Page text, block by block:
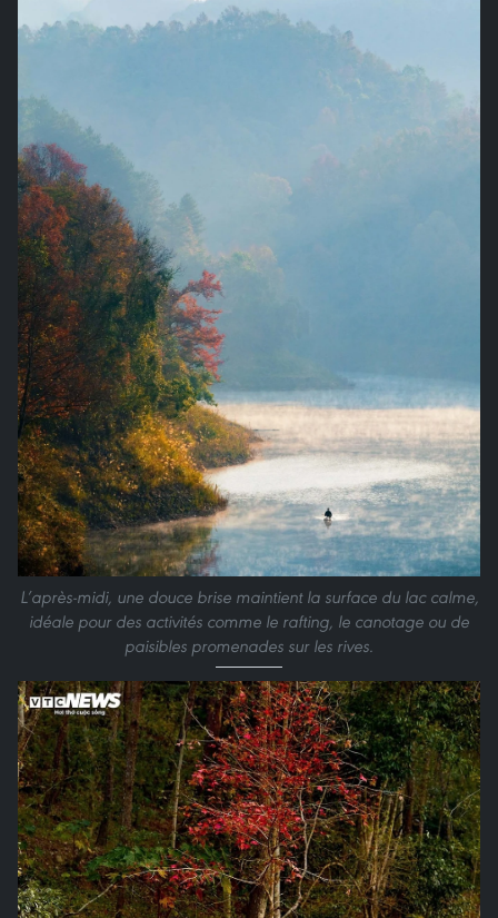
L’après-midi, une douce brise maintient la surface du lac calme,
idéale pour des activités comme le rafting, le canotage ou de
paisibles promenades sur les rives.